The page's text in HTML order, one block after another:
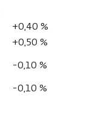
+0,40 %
+0,50 %
-0,10 %
-0,10 %